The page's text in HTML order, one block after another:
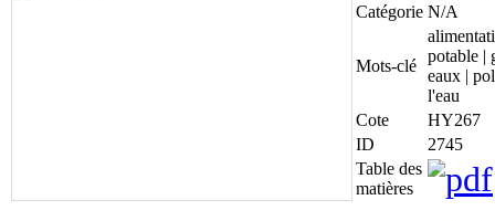
Catégorie N/A
Mots-clé
potable |
eaux |
l'eau
Cote
HY267
ID
2745
Table des
matières